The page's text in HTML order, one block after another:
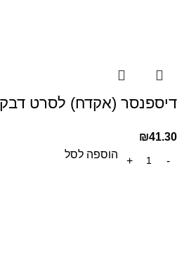
דיספנסר (אקדח) לסרט דבק
₪41.30
הוספה לסל